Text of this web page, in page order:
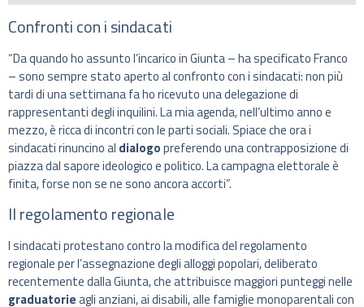
Confronti con i sindacati
“Da quando ho assunto l’incarico in Giunta – ha specificato Franco
– sono sempre stato aperto al confronto con i sindacati: non più
tardi di una settimana fa ho ricevuto una delegazione di
rappresentanti degli inquilini. La mia agenda, nell’ultimo anno e
mezzo, è ricca di incontri con le parti sociali. Spiace che ora i
sindacati rinuncino al dialogopreferendo una contrapposizione di
piazza dal sapore ideologico e politico. La campagna elettorale è
finita, forse non se ne sono ancora accorti”.
Il regolamento regionale
I sindacati protestano contro la modifica del regolamento
regionale per l’assegnazione degli alloggi popolari, deliberato
recentemente dalla Giunta, che attribuisce maggiori punteggi nelle
graduatorieagli anziani, ai disabili, alle famiglie monoparentali con